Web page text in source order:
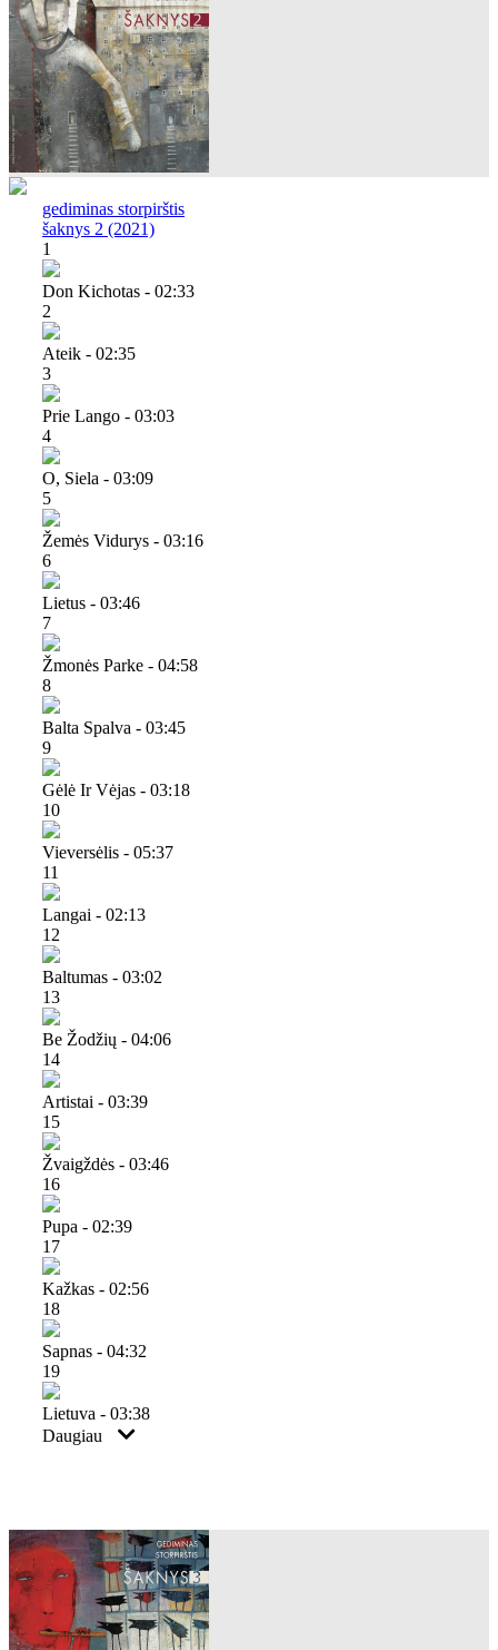
gediminas storpirštis
šaknys 2 (2021)
1
Don Kichotas - 02:33
2
Ateik - 02:35
3
Prie Lango - 03:03
4
O, Siela - 03:09
5
Žemės Vidurys - 03:16
6
Lietus - 03:46
7
Žmonės Parke - 04:58
8
Balta Spalva - 03:45
9
Gėlė Ir Vėjas - 03:18
10
Vieversėlis - 05:37
11
Langai - 02:13
12
Baltumas - 03:02
13
Be Žodžių - 04:06
14
Artistai - 03:39
15
Žvaigždės - 03:46
16
Pupa - 02:39
17
Kažkas - 02:56
18
Sapnas - 04:32
19
Lietuva - 03:38
Daugiau